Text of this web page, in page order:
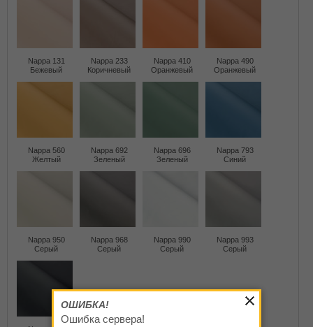
Nappa 131
Бежевый
Nappa 233
Коричневый
Nappa 410
Оранжевый
Nappa 490
Оранжевый
Nappa 560
Желтый
Nappa 692
Зеленый
Nappa 696
Зеленый
Nappa 793
Синий
Nappa 950
Серый
Nappa 968
Серый
Nappa 990
Серый
Nappa 993
Серый
ОШИБКА!
Ошибка сервера!